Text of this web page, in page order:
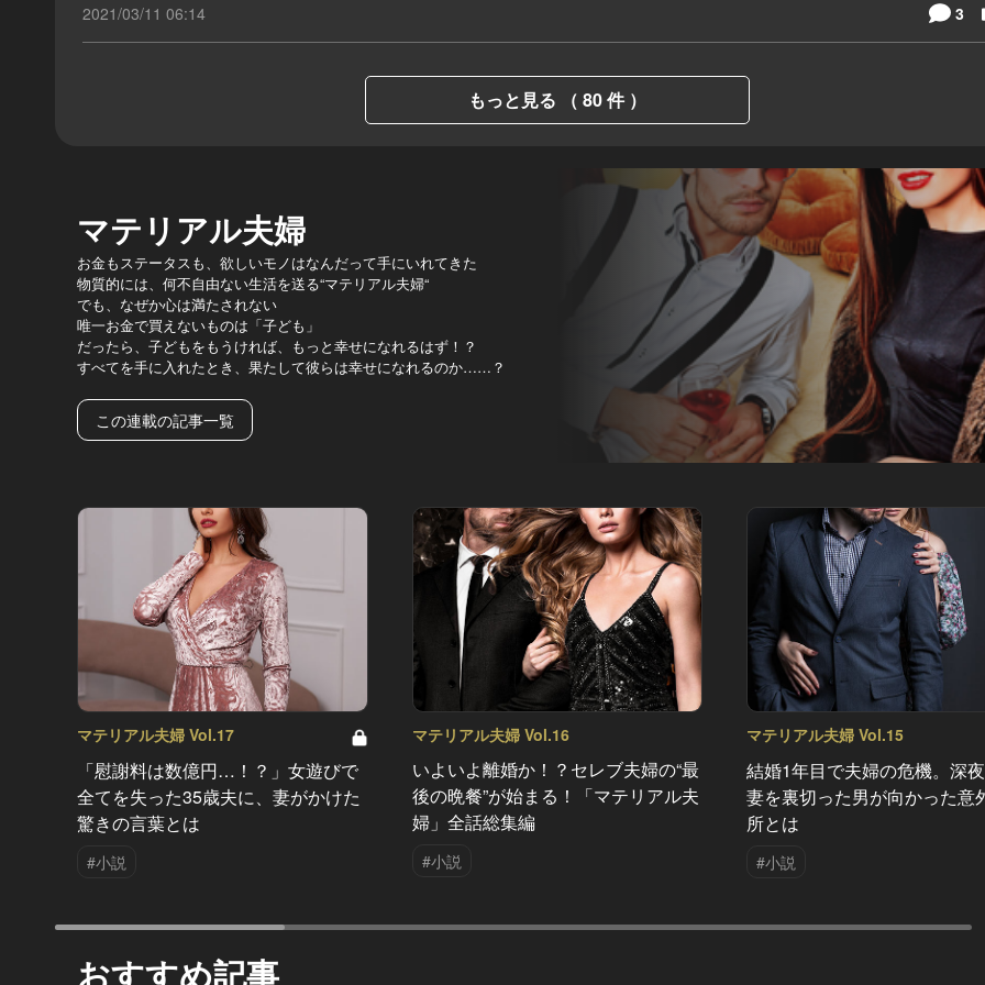
2021/03/11 06:14 3
もっと見る （ 80 件 ）
マテリアル夫婦
お金もステータスも、欲しいモノはなんだって手にいれてきた
物質的には、何不自由ない生活を送る“マテリアル夫婦“
でも、なぜか心は満たされない
唯一お金で買えないものは「子ども」
だったら、子どもをもうければ、もっと幸せになれるはず！？
すべてを手に入れたとき、果たして彼らは幸せになれるのか……？
この連載の記事一覧
マテリアル夫婦 Vol.17
「慰謝料は数億円…！？」女遊びで
全てを失った35歳夫に、妻がかけた
驚きの言葉とは
#小説
マテリアル夫婦 Vol.16
いよいよ離婚か！？セレブ夫婦の“最
後の晩餐”が始まる！「マテリアル夫
婦」全話総集編
#小説
マテリアル夫婦 Vol.15
結婚1年目で夫婦の危機。深
妻を裏切った男が向かった意
所とは
#小説
おすすめ記事